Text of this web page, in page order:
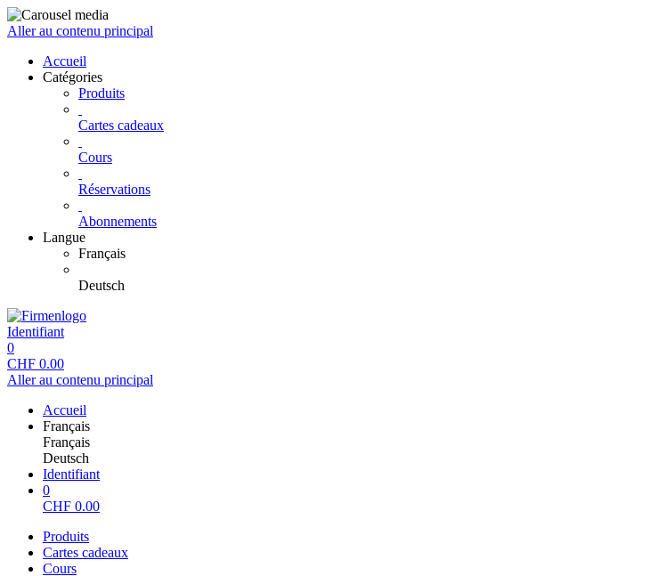
Aller au contenu principal
Accueil
Catégories
Produits
Cartes cadeaux
Cours
Réservations
Abonnements
Langue
Français
Deutsch
Identifiant
0
CHF 0.00
Aller au contenu principal
Accueil
Français
Français
Deutsch
Identifiant
0
CHF 0.00
Produits
Cartes cadeaux
Cours